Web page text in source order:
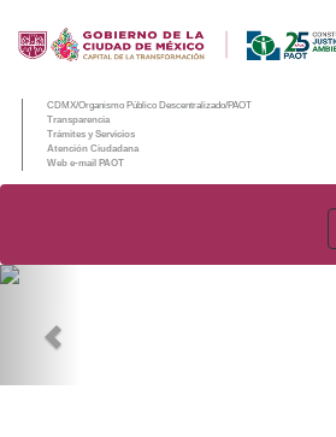
CDMX/Organismo Público Descentralizado/PAOT
Transparencia
Trámites y Servicios
Atención Ciudadana
Web e-mail PAOT